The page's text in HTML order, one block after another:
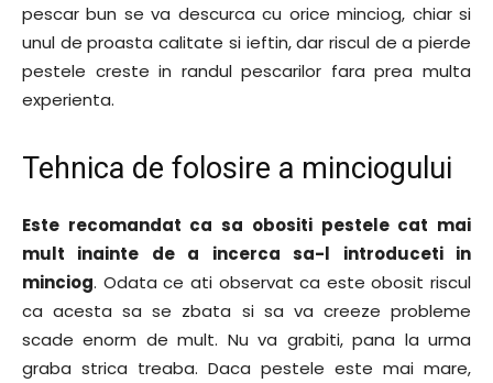
pescar bun se va descurca cu orice minciog, chiar si
unul de proasta calitate si ieftin, dar riscul de a pierde
pestele creste in randul pescarilor fara prea multa
experienta.
Tehnica de folosire a minciogului
Este recomandat ca sa obositi pestele cat mai
mult inainte de a incerca sa-l introduceti in
minciog. Odata ce ati observat ca este obosit riscul
ca acesta sa se zbata si sa va creeze probleme
scade enorm de mult. Nu va grabiti, pana la urma
graba strica treaba. Daca pestele este mai mare,